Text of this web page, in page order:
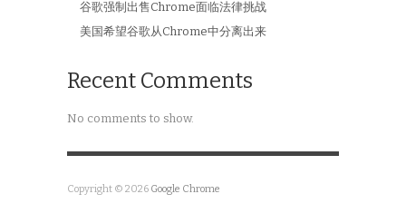
谷歌强制出售Chrome面临法律挑战
美国希望谷歌从Chrome中分离出来
Recent Comments
No comments to show.
Copyright © 2026 Google Chrome